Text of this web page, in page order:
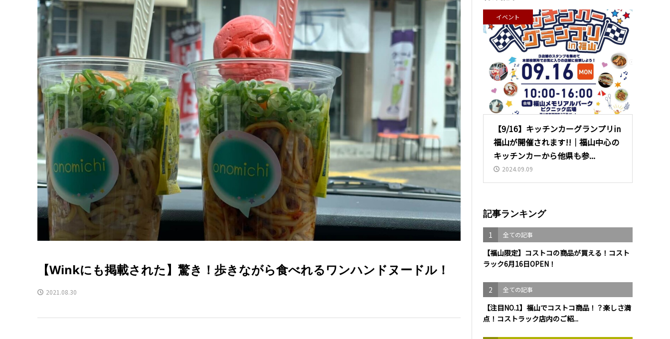
【Winkにも掲載された】驚き！歩きながら食べれるワンハンドヌードル！
2021.08.30
イベント
【9/16】キッチンカーグランプリin
福山が開催されます!!｜福山中心の
キッチンカーから他県も参...
2024.09.09
記事ランキング
1 全ての記事
【福山限定】コストコの商品が買える！コスト
ラック6月16日OPEN！
2 全ての記事
【注目NO.1】福山でコストコ商品！？楽しさ満
点！コストラック店内のご紹...